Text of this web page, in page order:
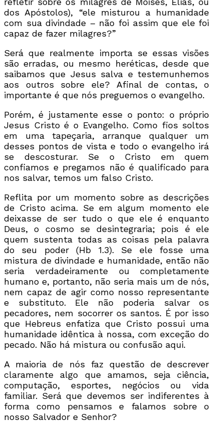
dos Apóstolos), “ele misturou a humanidade
com sua divindade – não foi assim que ele foi
capaz de fazer milagres?”
Será que realmente importa se essas visões
são erradas, ou mesmo heréticas, desde que
saibamos que Jesus salva e testemunhemos
aos outros sobre ele? Afinal de contas, o
importante é que nós preguemos o evangelho.
Porém, é justamente esse o ponto: o próprio
Jesus Cristo é o Evangelho. Como fios soltos
em uma tapeçaria, arranque qualquer um
desses pontos de vista e todo o evangelho irá
se descosturar. Se o Cristo em quem
confiamos e pregamos não é qualificado para
nos salvar, temos um falso Cristo.
Reflita por um momento sobre as descrições
de Cristo acima. Se em algum momento ele
deixasse de ser tudo o que ele é enquanto
Deus, o cosmo se desintegraria; pois é ele
quem sustenta todas as coisas pela palavra
do seu poder (Hb 1.3). Se ele fosse uma
mistura de divindade e humanidade, então não
seria verdadeiramente ou completamente
humano e, portanto, não seria mais um de nós,
nem capaz de agir como nosso representante
e substituto. Ele não poderia salvar os
pecadores, nem socorrer os santos. É por isso
que Hebreus enfatiza que Cristo possui uma
humanidade idêntica à nossa, com exceção do
pecado. Não há mistura ou confusão aqui.
A maioria de nós faz questão de descrever
claramente algo que amamos, seja ciência,
computação, esportes, negócios ou vida
familiar. Será que devemos ser indiferentes à
forma como pensamos e falamos sobre o
nosso Salvador e Senhor?